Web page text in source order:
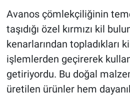
Avanos çömlekçiliğinin
taşıdığı özel kırmızı kil
kenarlarından topladıkları
işlemlerden geçirerek
getiriyordu. Bu doğal
üretilen ürünler hem